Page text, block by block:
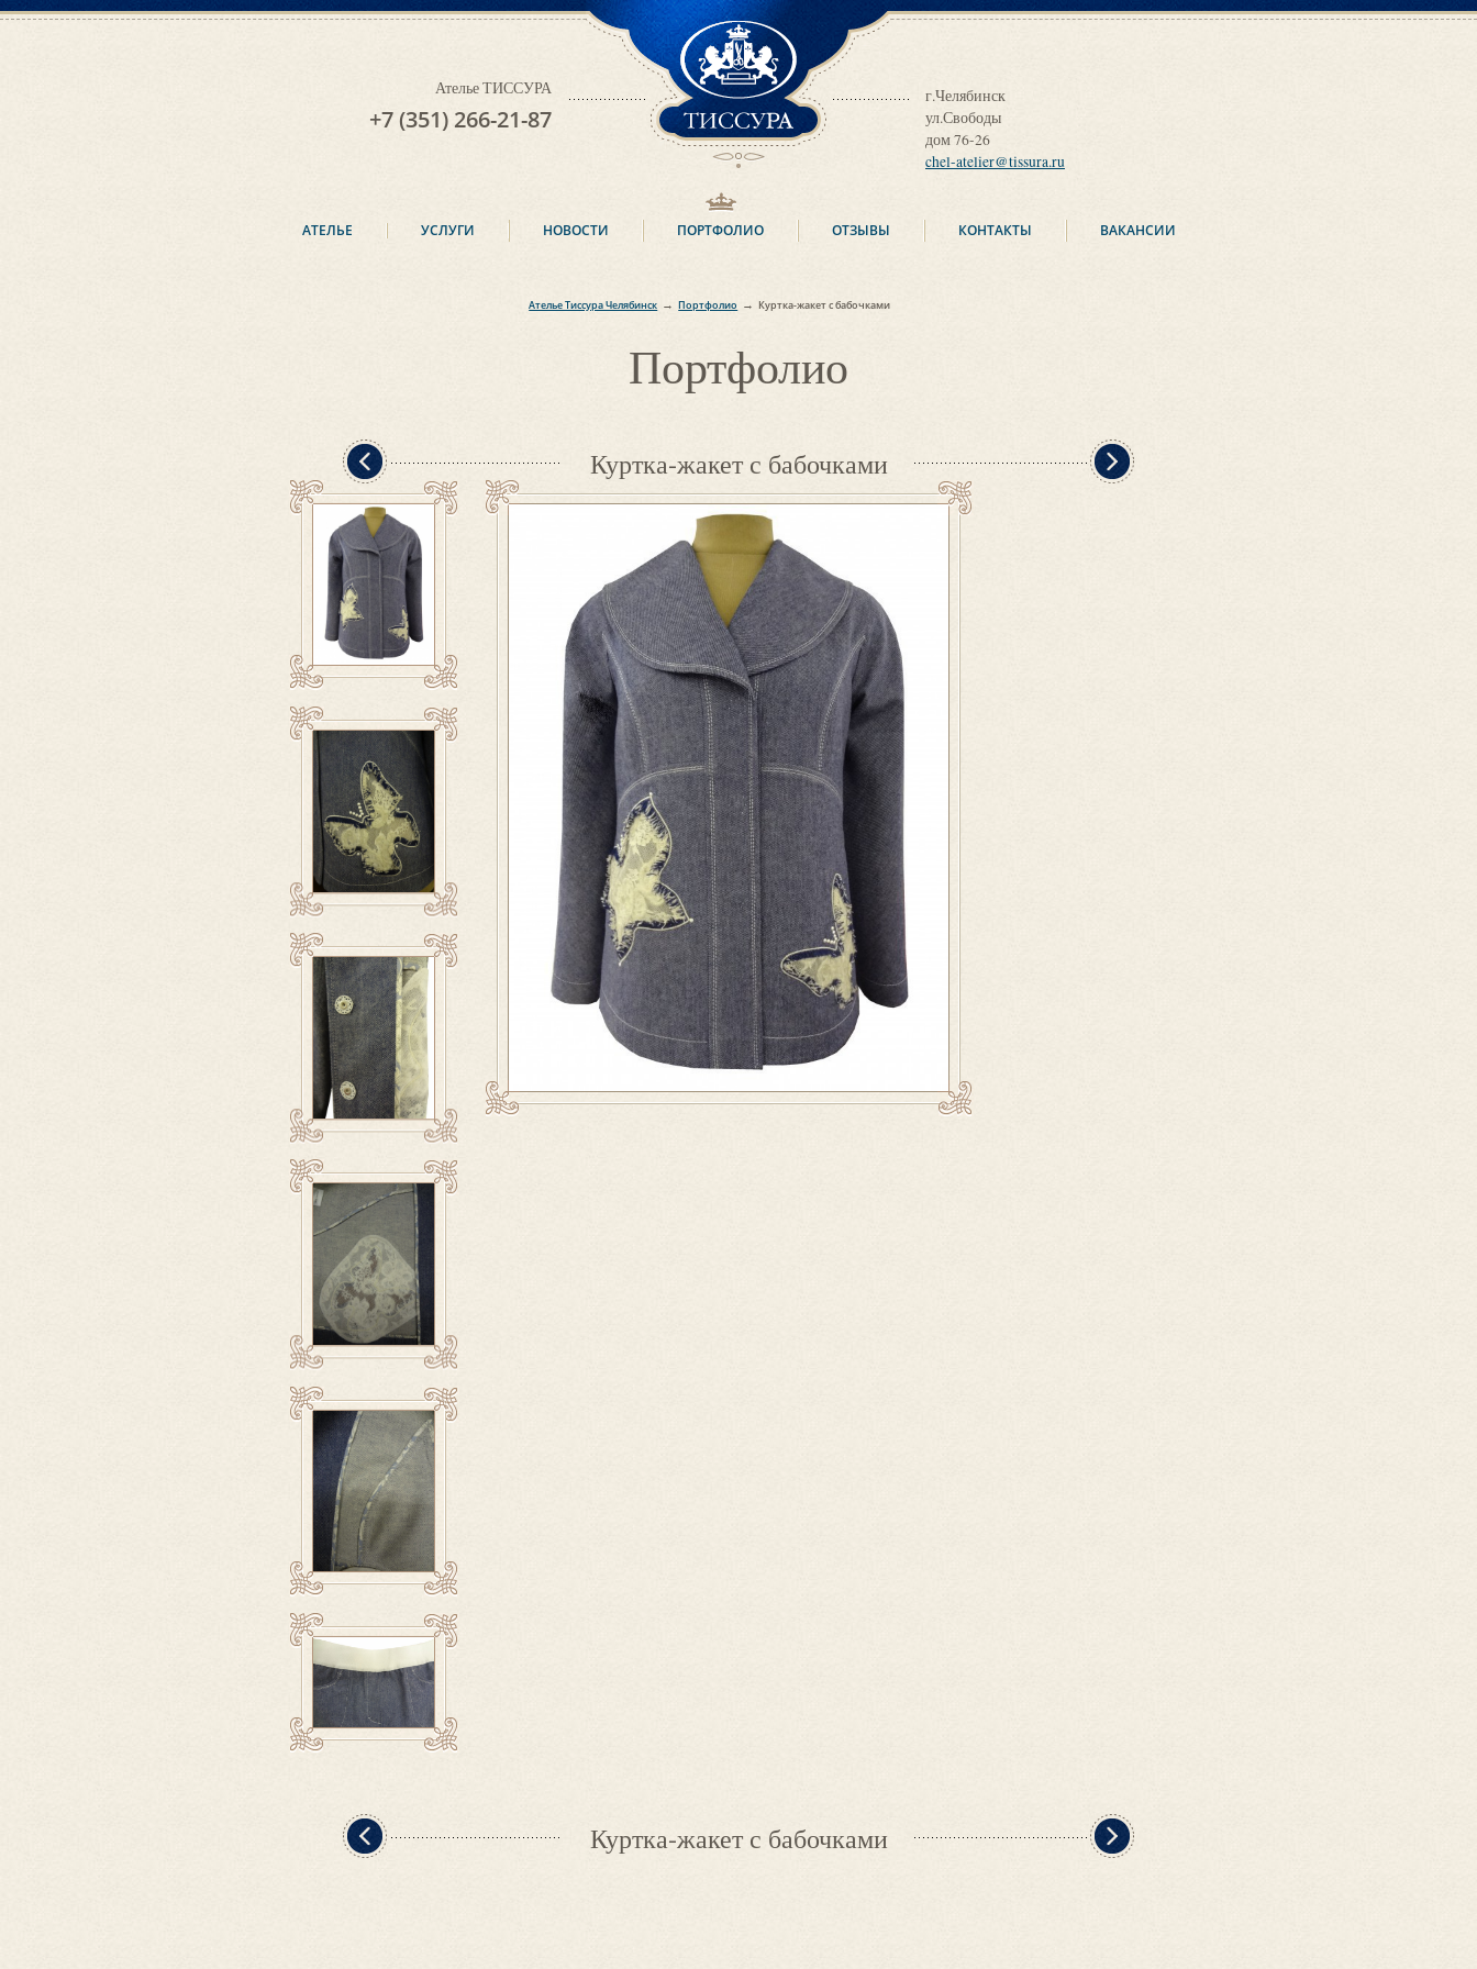
ТИССУРА
Ателье Тиссура Челябинск → Портфолио → Куртка-жакет с бабочками
Портфолио
Куртка-жакет с бабочками
Куртка-жакет с бабочками
Ателье ТИССУРА
+7 (351) 266-21-87
г.Челябинск
ул.Свободы
дом 76-26
chel-atelier@tissura.ru
АТЕЛЬЕ УСЛУГИ НОВОСТИ ПОРТФОЛИО ОТЗЫВЫ КОНТАКТЫ ВАКАНСИИ